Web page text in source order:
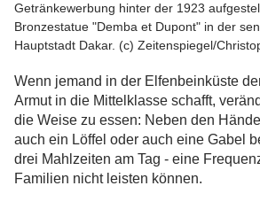
Getränkewerbung hinter der 1923
Bronzestatue "Demba et Dupont" in der
Hauptstadt Dakar. (c) Zeitenspiegel/
Wenn jemand in der Elfenbeinküste
Armut in die Mittelklasse schafft,
die Weise zu essen: Neben den
auch ein Löffel oder auch eine Gabel
drei Mahlzeiten am Tag - eine
Familien nicht leisten können.